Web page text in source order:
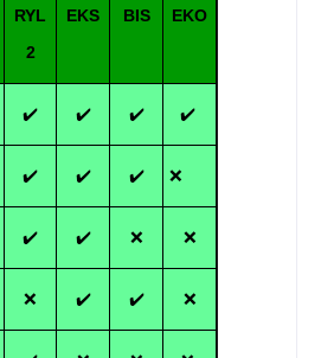
RYL
2
EKS BIS EKO
✔️ ✔️ ✔️ ✔️
✔️ ✔️ ✔️ ❌
✔️ ✔️ ❌ ❌
❌ ✔️ ✔️ ❌